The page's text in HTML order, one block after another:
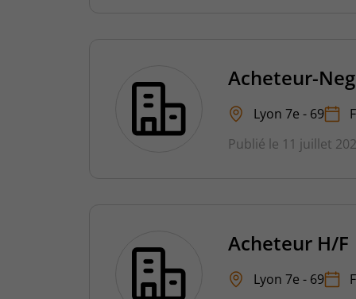
Acheteur-
Lyon 7e - 69
Publié le 11 juillet
Acheteur H/F
Lyon 7e - 69